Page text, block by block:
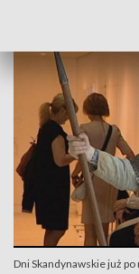
Dni Skandynawskie już po